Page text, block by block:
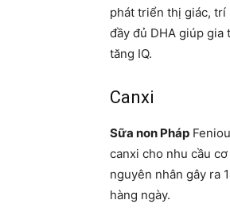
phát triển thị giác, trí
đầy đủ DHA giúp gia
tăng IQ.
Canxi
Sữa non Pháp
canxi cho nhu cầu
nguyên nhân gây ra
hàng ngày.